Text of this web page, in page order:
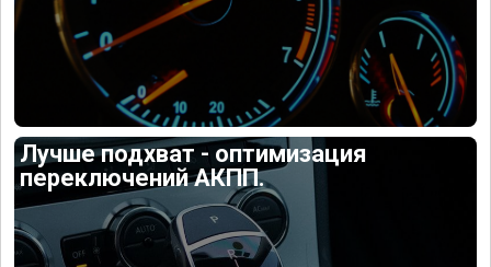
Лучше подхват - оптимизация
переключений АКПП.